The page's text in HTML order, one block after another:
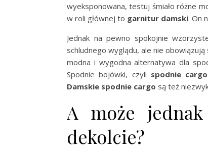
wyeksponowana, testuj śmiało różne
w roli głównej to garnitur damski. On
Jednak na pewno spokojnie
schludnego wyglądu, ale nie obowiązują
modna i wygodna alternatywa dla
Spodnie bojówki, czyli spodnie cargo
Damskie spodnie cargo są też
A może
dekolcie?